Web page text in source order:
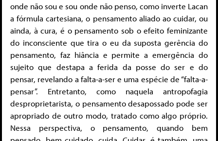
onde não sou e sou onde não penso, como inverte Lacan
a fórmula cartesiana, o pensamento aliado ao cuidar, ou
ainda, à cura, é o pensamento sob o efeito feminizante
do inconsciente que tira o eu da suposta gerência do
pensamento, faz hiância e permite a emergência do
sujeito que destapa a ferida da posse do ser e do
pensar, revelando a falta-a-ser e uma espécie de “falta-a-
pensar”. Entretanto, como naquela antropofagia
desproprietarista, o pensamento desapossado pode ser
apropriado de outro modo, tratado como algo próprio.
Nessa perspectiva, o pensamento, quando bem